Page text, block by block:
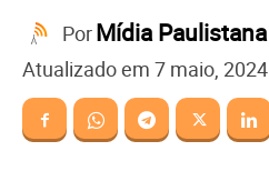
PorMídia Paulistana
Atualizado em 7 maio, 2024